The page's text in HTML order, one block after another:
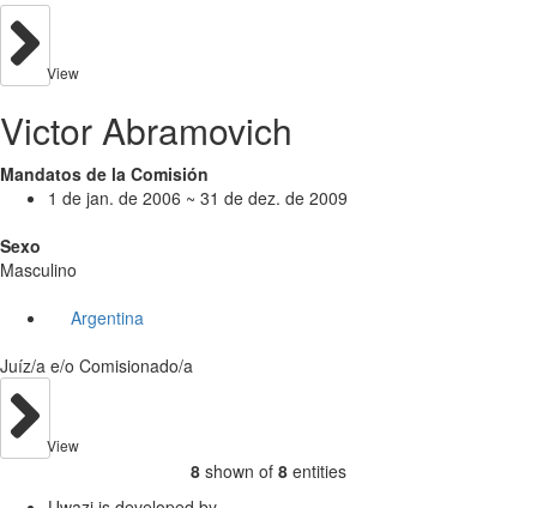
View
Victor Abramovich
Mandatos de la Comisión
1 de jan. de 2006 ~ 31 de dez. de 2009
Sexo
Masculino
Argentina
Juíz/a e/o Comisionado/a
View
8 shown of 8 entities